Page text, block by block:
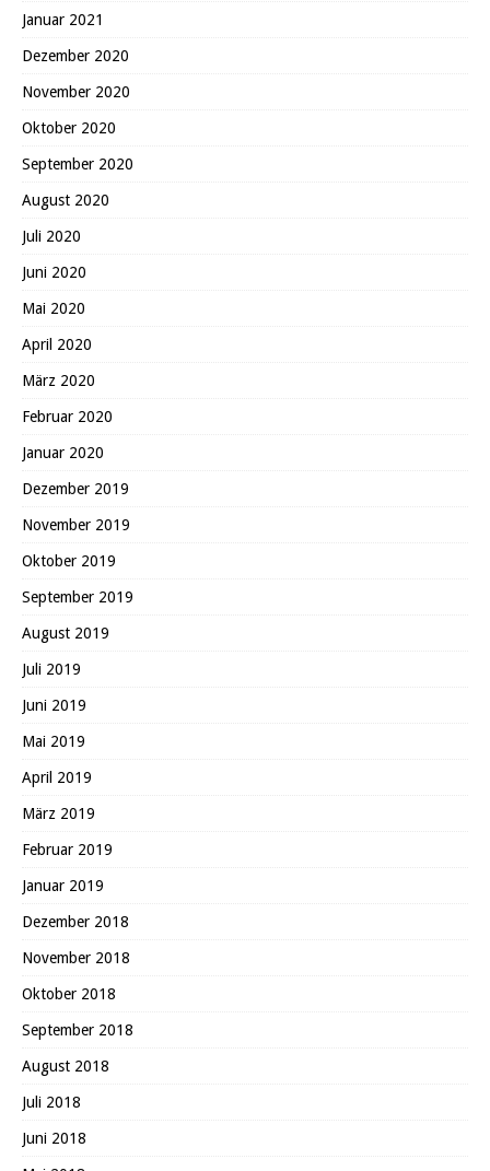
Januar 2021
Dezember 2020
November 2020
Oktober 2020
September 2020
August 2020
Juli 2020
Juni 2020
Mai 2020
April 2020
März 2020
Februar 2020
Januar 2020
Dezember 2019
November 2019
Oktober 2019
September 2019
August 2019
Juli 2019
Juni 2019
Mai 2019
April 2019
März 2019
Februar 2019
Januar 2019
Dezember 2018
November 2018
Oktober 2018
September 2018
August 2018
Juli 2018
Juni 2018